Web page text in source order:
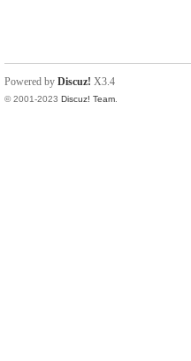
Powered by Discuz! X3.4
© 2001-2023 Discuz! Team